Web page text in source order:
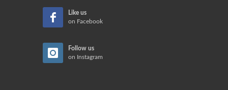
Like us
on Facebook
Follow us
on Instagram